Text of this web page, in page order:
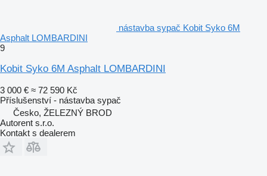
nástavba sypač Kobit Syko 6M
Asphalt LOMBARDINI
9
Kobit Syko 6M Asphalt LOMBARDINI
3 000 € ≈ 72 590 Kč
Příslušenství - nástavba sypač
Česko, ŽELEZNÝ BROD
Autorent s.r.o.
Kontakt s dealerem